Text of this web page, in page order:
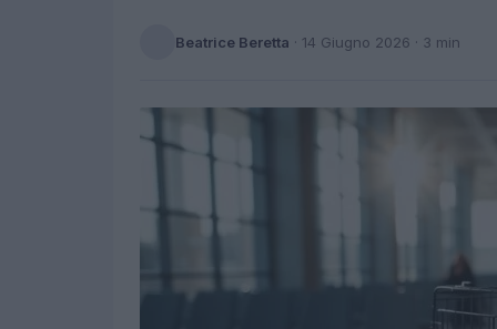
Beatrice Beretta · 14 Giugno 2026 · 3 min